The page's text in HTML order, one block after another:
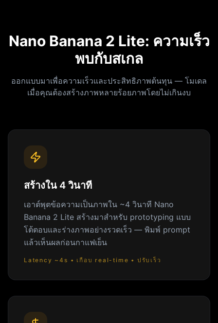
Nano Banana 2 Lite: ความเร็ว
พบกับสเกล
ออกแบบมาเพื่อความเร็วและประสิทธิภาพต้นทุน — โมเดล
เมื่อคุณต้องสร้างภาพหลายร้อยภาพโดยไม่เกินงบ
สร้างใน 4 วินาที
เอาต์พุตข้อความเป็นภาพใน ~4 วินาที Nano
Banana 2 Lite สร้างมาสำหรับ prototyping แบบ
โต้ตอบและร่างภาพอย่างรวดเร็ว — พิมพ์ prompt
แล้วเห็นผลก่อนกาแฟเย็น
Latency ~4s • เกือบ real-time • ปรับเร็ว